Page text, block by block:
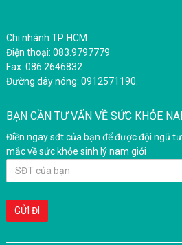
Chi nhánh TP. HCM
Điện thoại: 083.9797779
Fax: 086.2646832
Đường dây nóng: 0912571190.
BẠN CẦN TƯ VẤN VỀ SỨC KHỎE
Điền ngay sđt của bạn để được đội ngũ
mắc về sức khỏe sinh lý nam giới